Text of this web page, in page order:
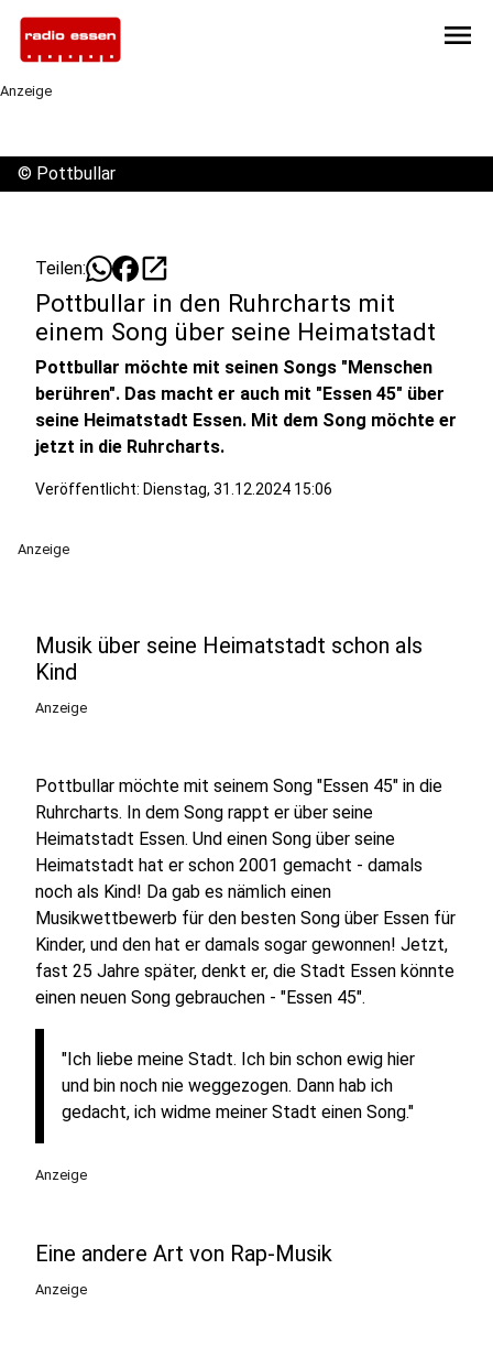
menu
Anzeige
© Pottbullar
Teilen: open_in_new
Pottbullar in den Ruhrcharts mit
einem Song über seine Heimatstadt
Pottbullar möchte mit seinen Songs "Menschen
berühren". Das macht er auch mit "Essen 45" über
seine Heimatstadt Essen. Mit dem Song möchte er
jetzt in die Ruhrcharts.
Veröffentlicht: Dienstag, 31.12.2024 15:06
Anzeige
Musik über seine Heimatstadt schon als
Kind
Anzeige
Pottbullar möchte mit seinem Song "Essen 45" in die
Ruhrcharts. In dem Song rappt er über seine
Heimatstadt Essen. Und einen Song über seine
Heimatstadt hat er schon 2001 gemacht - damals
noch als Kind! Da gab es nämlich einen
Musikwettbewerb für den besten Song über Essen für
Kinder, und den hat er damals sogar gewonnen! Jetzt,
fast 25 Jahre später, denkt er, die Stadt Essen könnte
einen neuen Song gebrauchen - "Essen 45".
"Ich liebe meine Stadt. Ich bin schon ewig hier
und bin noch nie weggezogen. Dann hab ich
gedacht, ich widme meiner Stadt einen Song."
Anzeige
Eine andere Art von Rap-Musik
Anzeige